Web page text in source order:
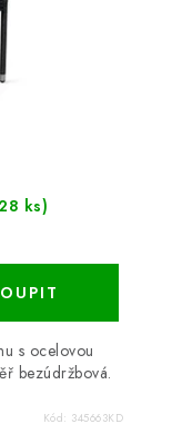
ks)
s ocelovou
bezúdržbová.
Kód: 345663KD